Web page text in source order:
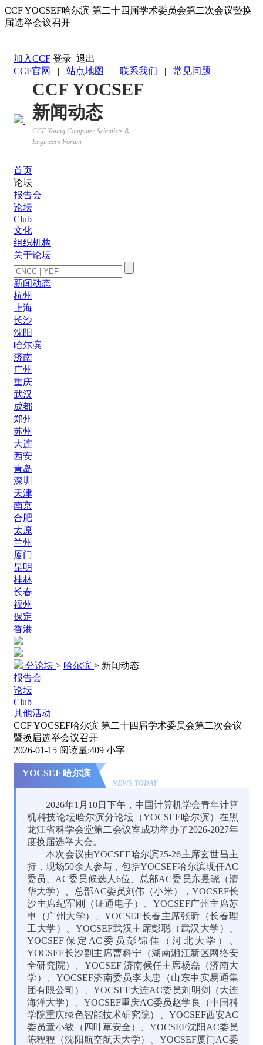
CCF YOCSEF哈尔滨 第二十四届学术委员会第二次会议暨换
届选举会议召开
加入CCF 登录 退出
CCF官网
| 站点地图 | 联系我们 | 常见问题
CCF YOCSEF
新闻动态
CCF Young Computer Scientists &
Engineers Forum
首页
论坛
报告会
论坛
Club
文化
组织机构
关于论坛
新闻动态
杭州
上海
长沙
沈阳
哈尔滨
济南
广州
重庆
武汉
成都
郑州
苏州
大连
西安
青岛
深圳
天津
南京
合肥
太原
兰州
厦门
昆明
桂林
长春
福州
保定
香港
分论坛 > 哈尔滨 > 新闻动态
报告会
论坛
Club
其他活动
CCF YOCSEF哈尔滨 第二十四届学术委员会第二次会议
暨换届选举会议召开
2026-01-15 阅读量:409 小字
YOCSEF 哈尔滨
NEWS TODAY
2026年1月10日下午，中国计算机学会青年计算
机科技论坛哈尔滨分论坛（YOCSEF哈尔滨）在黑
龙江省科学会堂第二会议室成功举办了2026-2027年
度换届选举大会。
本次会议由YOCSEF哈尔滨25-26主席玄世昌主
持，现场50余人参与，包括YOCSEF哈尔滨现任AC
委员、AC委员候选人6位、总部AC委员东昱晓（清
华大学）、总部AC委员刘伟（小米），YOCSEF长
沙主席纪军刚（证通电子）、YOCSEF广州主席苏
申（广州大学）、YOCSEF长春主席张昕（长春理
工大学）、YOCSEF武汉主席彭聪（武汉大学）、
YOCSEF保定AC委员彭锦佳（河北大学）、
YOCSEF长沙副主席曹科宁（湖南湘江新区网络安
全研究院）、YOCSEF 济南候任主席杨磊（济南大
学）、YOCSEF济南委员李太忠（山东中实易通集
团有限公司）、YOCSEF大连AC委员刘明剑（大连
海洋大学）、YOCSEF重庆AC委员赵学良（中国科
学院重庆绿色智能技术研究院）、YOCSEF西安AC
委员童小敏（四叶草安全）、YOCSEF沈阳AC委员
陈程程（沈阳航空航天大学）、YOCSEF厦门AC委